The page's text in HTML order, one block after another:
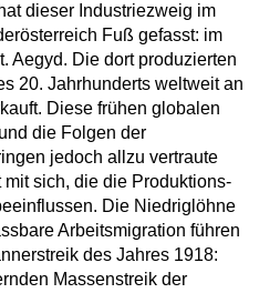
dieser Industriezweig im
Fuß gefasst: im
Aegyd. Die dort produzierten
20. Jahrhunderts weltweit an
Diese frühen globalen
die Folgen der
jedoch allzu vertraute
sich, die die Produktions-
Die Niedriglöhne
Arbeitsmigration führen
des Jahres 1918:
Massenstreik der